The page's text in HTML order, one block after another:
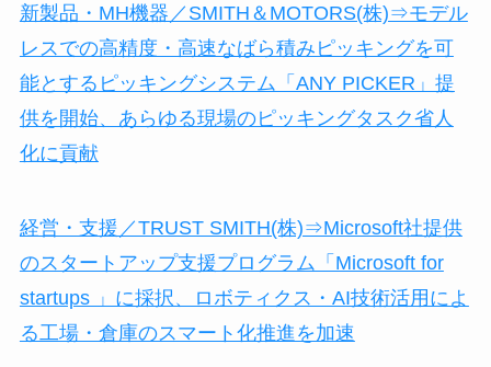
新製品・MH機器／SMITH＆MOTORS(株)⇒モデル
レスでの高精度・高速なばら積みピッキングを可
能とするピッキングシステム「ANY PICKER」提
供を開始、あらゆる現場のピッキングタスク省人
化に貢献
経営・支援／TRUST SMITH(株)⇒Microsoft社提供
のスタートアップ支援プログラム「Microsoft for
startups 」に採択、ロボティクス・AI技術活用によ
る工場・倉庫のスマート化推進を加速